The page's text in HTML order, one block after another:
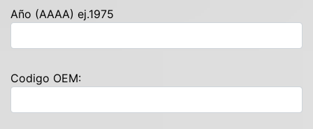
Año (AAAA) ej.1975
Codigo OEM: